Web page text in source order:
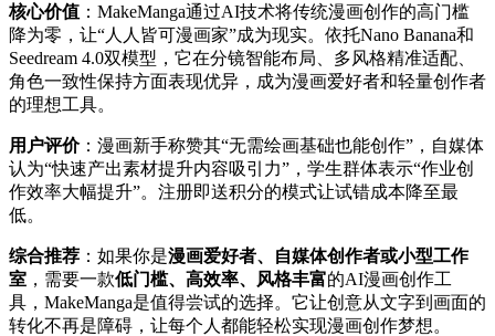
核心价值 ：MakeManga通过AI技术将传统漫画创作的高门槛
降为零，让“人人皆可漫画家”成为现实。依托Nano Banana和
Seedream 4.0双模型，它在分镜智能布局、多风格精准适配、
角色一致性保持方面表现优异，成为漫画爱好者和轻量创作者
的理想工具。
用户评价：漫画新手称赞其“无需绘画基础也能创作”，自媒体
认为“快速产出素材提升内容吸引力”，学生群体表示“作业创
作效率大幅提升”。注册即送积分的模式让试错成本降至最
低。
综合推荐 ：如果你是漫画爱好者、自媒体创作者或小型工作
室 ，需要一款低门槛、高效率、风格丰富的AI漫画创作工
具，MakeManga是值得尝试的选择。它让创意从文字到画面的
转化不再是障碍，让每个人都能轻松实现漫画创作梦想。